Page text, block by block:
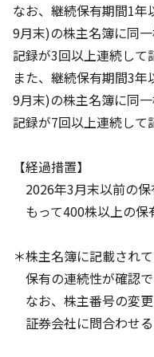
なお、継続保有期間1年
9月末)の株主名簿に同
記録が3回以上連続して
また、継続保有期間3年
9月末)の株主名簿に同
記録が7回以上連続して
【経過措置】
2026年3月末以前の保
もって400株以上の保
＊株主名簿に記載され
保有の連続性が確認で
なお、株主番号の変更
証券会社に問合わせる